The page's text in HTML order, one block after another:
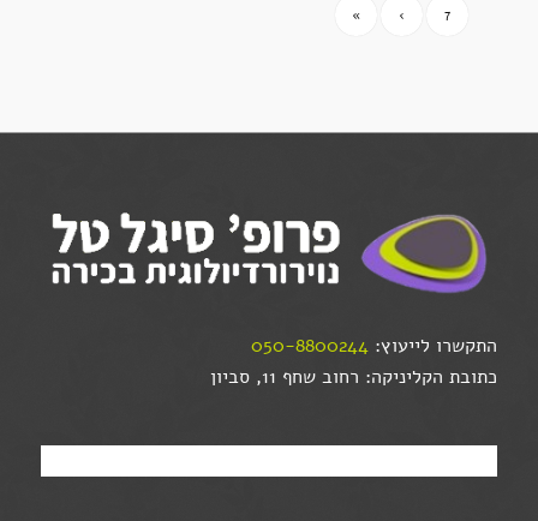
7
›
»
התקשרו לייעוץ: 050-8800244
כתובת הקליניקה: רחוב שחף 11, סביון